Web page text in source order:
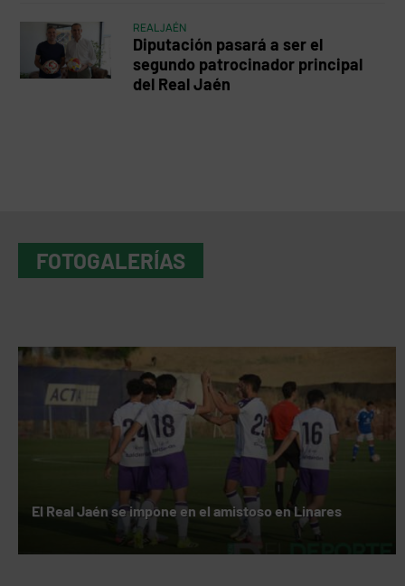
REAL JAÉN
Diputación pasará a ser el
segundo patrocinador principal
del Real Jaén
FOTOGALERÍAS
El Real Jaén se impone en el amistoso en Linares